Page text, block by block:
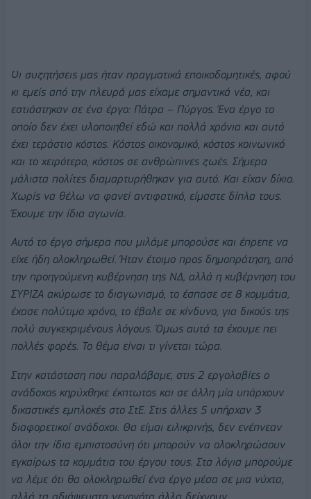
Οι συζητήσεις μας ήταν πραγματικά εποικοδομητικές, αφού
κι εμείς από την πλευρά μας είχαμε σημαντικά νέα, και
εστιάστηκαν σε ένα έργο: Πάτρα – Πύργος. Ένα έργο το
οποίο δεν έχει υλοποιηθεί εδώ και πολλά χρόνια και αυτό
έχει τεράστιο κόστος. Κόστος οικονομικό, κόστος κοινωνικό
και το χειρότερο, κόστος σε ανθρώπινες ζωές. Σήμερα
μάλιστα πολίτες διαμαρτυρήθηκαν για αυτό. Και είχαν δίκιο.
Χωρίς να θέλω να φανεί αντιφατικό, είμαστε δίπλα τους.
Έχουμε την ίδια αγωνία.
Αυτό το έργο σήμερα που μιλάμε μπορούσε και έπρεπε να
είχε ήδη ολοκληρωθεί. Ήταν έτοιμο προς δημοπράτηση, από
την προηγούμενη κυβέρνηση της ΝΔ, αλλά η κυβέρνηση του
ΣΥΡΙΖΑ ακύρωσε το διαγωνισμό, το έσπασε σε 8 κομμάτια,
έχασε πολύτιμο χρόνο, το έβαλε σε κίνδυνο, για δικούς της
πολύ συγκεκριμένους λόγους. Όμως αυτά τα έχουμε πει
πολλές φορές. Το θέμα είναι τι γίνεται τώρα.
Στην κατάσταση που παραλάβαμε, στις 2 εργολαβίες ο
ανάδοχος κηρύχθηκε έκπτωτος και σε άλλη μία υπάρχουν
δικαστικές εμπλοκές στο ΣτΕ. Στις άλλες 5 υπήρχαν 3
διαφορετικοί ανάδοχοι. Θα είμαι ειλικρινής, δεν ενέπνεαν
όλοι την ίδια εμπιστοσύνη ότι μπορούν να ολοκληρώσουν
εγκαίρως τα κομμάτια του έργου τους. Στα λόγια μπορούμε
να λέμε ότι θα ολοκληρωθεί ένα έργο μέσα σε μια νύχτα,